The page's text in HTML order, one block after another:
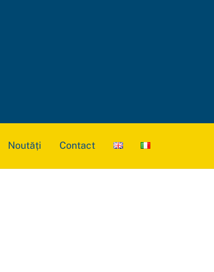
Noutăți Contact